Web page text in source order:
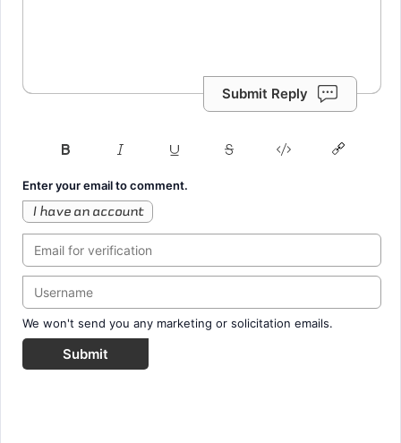
Submit Reply
Enter your email to comment.
I have an account
We won't send you any marketing or solicitation emails.
Submit